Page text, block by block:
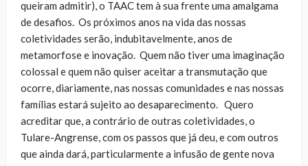
queiram admitir), o TAAC tem à sua frente uma amalgama
de desafios. Os próximos anos na vida das nossas
coletividades serão, indubitavelmente, anos de
metamorfose e inovação. Quem não tiver uma imaginação
colossal e quem não quiser aceitar a transmutação que
ocorre, diariamente, nas nossas comunidades e nas nossas
famílias estará sujeito ao desaparecimento. Quero
acreditar que, a contrário de outras coletividades, o
Tulare-Angrense, com os passos que já deu, e com outros
que ainda dará, particularmente a infusão de gente nova